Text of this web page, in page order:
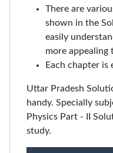
There are
shown in the
easily
more appealing
Each chapter
Uttar Pradesh
handy. Specially
Physics Part - II
study.